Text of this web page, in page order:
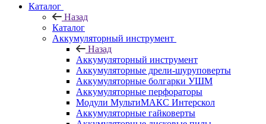
Каталог
Назад
Каталог
Аккумуляторный инструмент
Назад
Аккумуляторный инструмент
Аккумуляторные дрели-шуруповерты
Аккумуляторные болгарки УШМ
Аккумуляторные перфораторы
Модули МультиМАКС Интерскол
Аккумуляторные гайковерты